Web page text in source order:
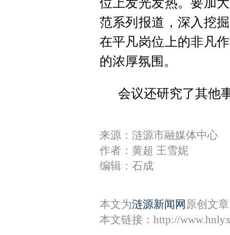
位上发光发热。要加
范系列报道，深入挖
在平凡岗位上的非凡
的浓厚氛围。
会议还研究了其他
来源：涟源市融媒体中心
作者：黄超 王雪妮
编辑：石成
本文为涟源新闻网 原创文
本文链接： http://